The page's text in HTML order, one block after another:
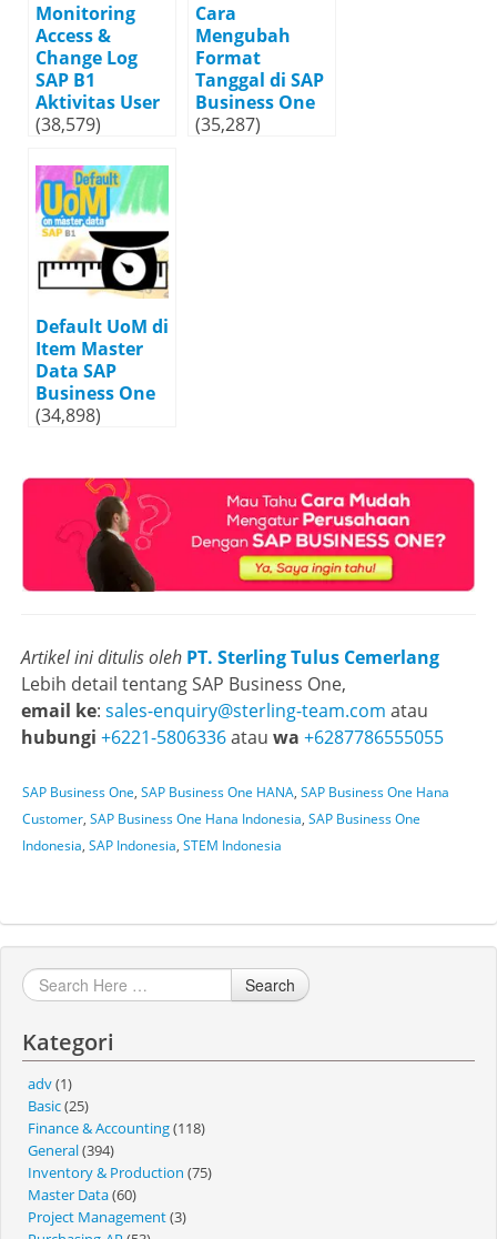
Monitoring
Access &
Change Log
SAP B1
Aktivitas User
(38,579)
Cara
Mengubah
Format
Tanggal di SAP
Business One
(35,287)
Default UoM di
Item Master
Data SAP
Business One
(34,898)
Artikel ini ditulis oleh PT. Sterling Tulus Cemerlang
Lebih detail tentang SAP Business One,
email ke: sales-enquiry@sterling-team.com atau
hubungi +6221-5806336atau wa +6287786555055
SAP Business One, SAP Business One HANA, SAP Business One Hana
Customer, SAP Business One Hana Indonesia, SAP Business One
Indonesia, SAP Indonesia, STEM Indonesia
Search
Kategori
adv(1)
Basic(25)
Finance & Accounting(118)
General(394)
Inventory & Production (75)
Master Data(60)
Project Management(3)